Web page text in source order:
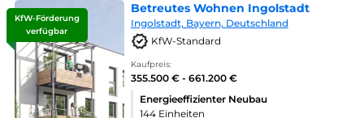
KfW-Förderung
verfügbar
Betreutes Wohnen Ingolstadt
Ingolstadt, Bayern, Deutschland
KfW-Standard
Kaufpreis:
355.500 € - 661.200 €
Energieeffizienter Neubau
144 Einheiten